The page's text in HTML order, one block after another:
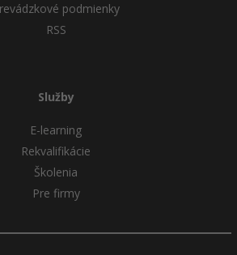
podmienky
RSS
Služby
E-learning
Rekvalifikácie
Školenia
Pre firmy